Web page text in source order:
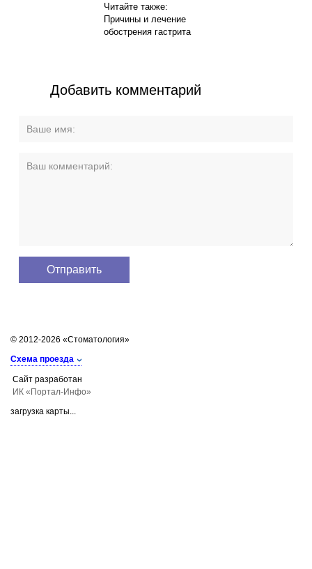
Читайте также:
Причины и лечение
обострения гастрита
Добавить комментарий
© 2012-2026 «Стоматология»
Схема проезда
Сайт разработан
ИК «Портал-Инфо»
загрузка карты...